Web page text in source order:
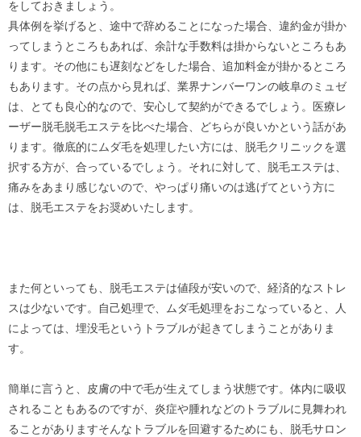
をしておきましょう。
具体例を挙げると、途中で辞めることになった場合、違約金が掛か
ってしまうところもあれば、余計な手数料は掛からないところもあ
ります。その他にも遅刻などをした場合、追加料金が掛かるところ
もあります。その点から見れば、業界ナンバーワンの岐阜のミュゼ
は、とても良心的なので、安心して契約ができるでしょう。医療レ
ーザー脱毛脱毛エステを比べた場合、どちらが良いかという話があ
ります。徹底的にムダ毛を処理したい方には、脱毛クリニックを選
択する方が、合っているでしょう。それに対して、脱毛エステは、
痛みをあまり感じないので、やっぱり痛いのは逃げてという方に
は、脱毛エステをお奨めいたします。
また何といっても、脱毛エステは値段が安いので、経済的なストレ
スは少ないです。自己処理で、ムダ毛処理をおこなっていると、人
によっては、埋没毛というトラブルが起きてしまうことがありま
す。
簡単に言うと、皮膚の中で毛が生えてしまう状態です。体内に吸収
されることもあるのですが、炎症や腫れなどのトラブルに見舞われ
ることがありますそんなトラブルを回避するためにも、脱毛サロン